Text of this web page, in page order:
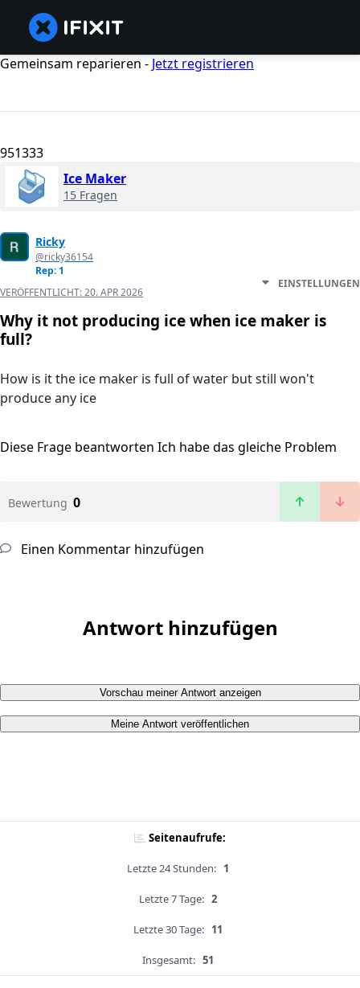
Gemeinsam reparieren - Jetzt registrieren
951333
Ice Maker
15 Fragen
Ricky
@ricky36154
Rep: 1
VERÖFFENTLICHT:20. APR 2026
EINSTELLUNGEN
Why it not producing ice when ice maker is
full?
How is it the ice maker is full of water but still won't
produce any ice
Diese Frage beantworten Ich habe das gleiche Problem
Bewertung 0
Einen Kommentar hinzufügen
Antwort hinzufügen
Vorschau meiner Antwort anzeigen
Meine Antwort veröffentlichen
Seitenaufrufe:
Letzte 24 Stunden: 1
Letzte 7 Tage: 2
Letzte 30 Tage: 11
Insgesamt: 51